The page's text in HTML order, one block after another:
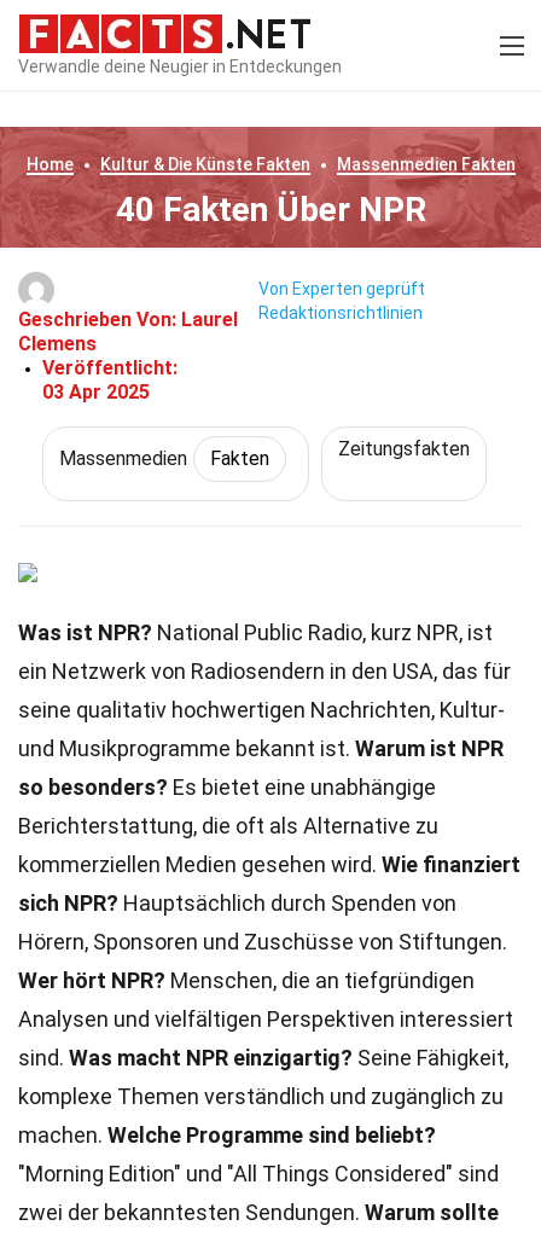
Verwandle deine Neugier in Entdeckungen
Home Kultur & Die KünsteFakten Massenmedien Fakten
40 Fakten Über NPR
Geschrieben Von: Laurel
Clemens
Veröffentlicht:
03 Apr 2025
Von Experten geprüft
Redaktionsrichtlinien
Massenmedien Fakten Zeitungsfakten
Was ist NPR? National Public Radio, kurz NPR, ist
ein Netzwerk von Radiosendern in den USA, das für
seine qualitativ hochwertigen Nachrichten, Kultur-
und Musikprogramme bekannt ist. Warum ist NPR
so besonders? Es bietet eine unabhängige
Berichterstattung, die oft als Alternative zu
kommerziellen Medien gesehen wird. Wie finanziert
sich NPR? Hauptsächlich durch Spenden von
Hörern, Sponsoren und Zuschüsse von Stiftungen.
Wer hört NPR? Menschen, die an tiefgründigen
Analysen und vielfältigen Perspektiven interessiert
sind. Was macht NPR einzigartig? Seine Fähigkeit,
komplexe Themen verständlich und zugänglich zu
machen. Welche Programme sind beliebt?
"Morning Edition" und "All Things Considered" sind
zwei der bekanntesten Sendungen. Warum sollte